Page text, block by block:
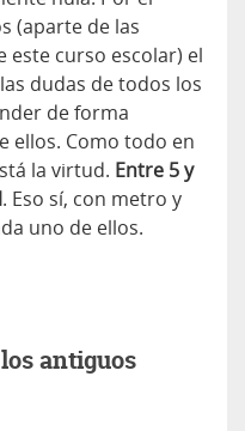
(aparte de las
este curso escolar) el
dudas de todos los
de forma
ellos. Como todo en
la virtud. Entre 5 y
. Eso sí, con metro y
uno de ellos.
antiguos